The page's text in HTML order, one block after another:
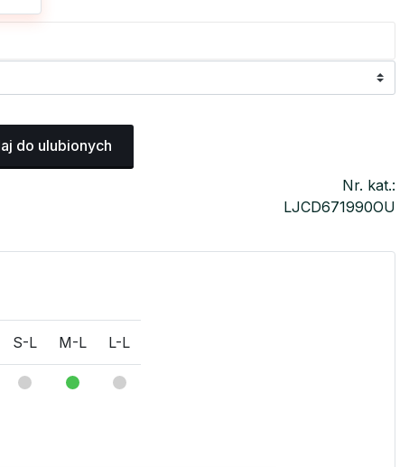
do ulubionych
Nr. kat.:
LJCD671990OU
S-L M-L L-L